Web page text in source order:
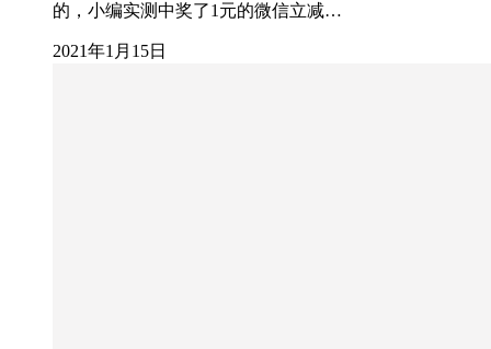
的，小编实测中奖了1元的微信立减…
2021年1月15日